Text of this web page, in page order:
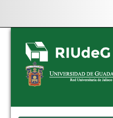
Skip
navigation